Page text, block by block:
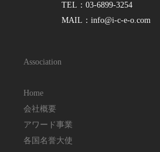
TEL：03-6899-3254
MAIL：info@i-c-e-o.com
Association
Home
会社概要
アワード事業
各国名誉大使